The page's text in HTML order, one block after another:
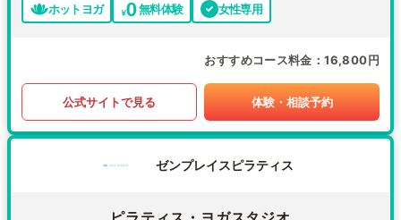
ホットヨガ 無料体験 女性専用
おすすめコース料金 16,800円
公式サイトで見る 体験・相談予約
ゼンプレイスピラティス